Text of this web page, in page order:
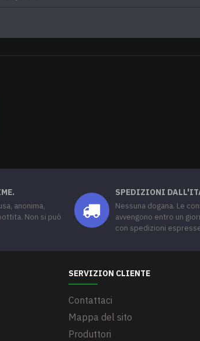
anonima,
Non si può
SPEDIZIONI
Nessuna dogana. Le
avvengono entro un
con spedizioni
SERVIZION CLIENTE
Contattaci
Mappa del sito
Produttori